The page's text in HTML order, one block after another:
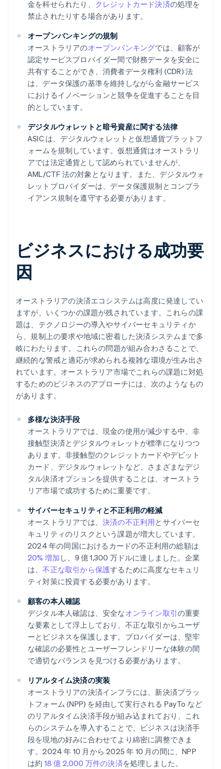
金を科せられたり、 クレジットカード決済の処理を
禁止されたりする場合があります。
オープンバンキングの規制
オーストラリアのオープンバンキングでは、顧客が
認定サービスプロバイダー間で財務データを安全に
共有することができ、消費者データ権利 (CDR) 法
は、データ保護の基準を維持しながら金融サービス
におけるイノベーションと競争を促進することを目
的としています。
デジタルウォレットと暗号資産に関する法律
ASIC は、デジタルウォレットと仮想通貨プラットフ
ォームを規制しています。仮想通貨はオーストラリ
アでは法定通貨として認められていませんが、
AML/CTF 法の対象となります。また、デジタルウォ
レットプロバイダーは、データ保護規制とコンプラ
イアンス規制を遵守する必要があります。
ビジネスにおける成功要
因
オーストラリアの決済エコシステムは高度に発達してい
ますが、いくつかの課題が残されています。これらの課
題は、テクノロジーの導入やサイバーセキュリティか
ら、規制上の要求や地域に密着した決済システムまで多
岐にわたります。これらの問題が組み合わさることで、
継続的な警戒と適応が求められる複雑な環境が生み出さ
れています。オーストラリア市場でこれらの課題に対処
するためのビジネスのアプローチには、次のようなもの
があります。
多様な決済手段
オーストラリアでは、現金の使用が減少する中、非
接触型決済とデジタルウォレットが標準になりつつ
あります。非接触型のクレジットカードやデビット
カード、デジタルウォレットなど、さまざまなデジ
タル決済オプションを提供することは、オーストラ
リア市場で成功するために重要です。
サイバーセキュリティと不正利用の軽減
オーストラリアでは、 決済の不正利用とサイバーセ
キュリティのリスクという課題が増大しています。
2024 年の同国におけるカードの不正利用の総額は
20% 増加 し、9 億 1,300 万ドルに達しました。企業
は、不正な取引から保護するために高度なセキュリ
ティ対策に投資する必要があります。
顧客の本人確認
デジタル本人確認は、安全なオンライン取引の重要
な要素として浮上しており、不正な取引からユーザ
ーとビジネスを保護します。プロバイダーは、堅牢
な確認の必要性とユーザーフレンドリーな体験の間
で適切なバランスを見つける必要があります。
リアルタイム決済の実装
オーストラリアの決済インフラには、新決済プラッ
トフォーム (NPP) を経由して実行される PayTo など
のリアルタイム決済手段が組み込まれており、これ
らのシステムを導入することで、ビジネスは決済手
段を現地の好みに合わせてより綿密に調整できま
す。2024 年 10 月から 2025 年 10 月の間に、NPP
は約 18 億 2,000 万件の決済を処理しました。